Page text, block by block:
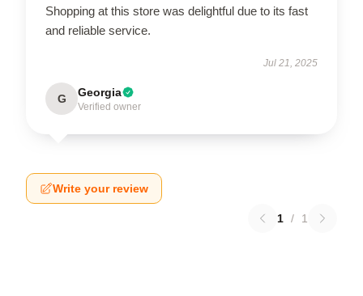
Shopping at this store was delightful due to its fast
and reliable service.
Jul 21, 2025
G Georgia
Verified owner
Write your review
1 / 1